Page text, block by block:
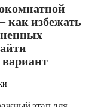
как избежать